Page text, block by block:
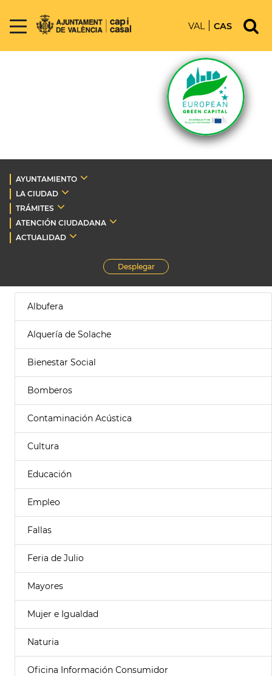
VAL CAS
AYUNTAMIENTO
LA CIUDAD
TRÁMITES
ATENCIÓN CIUDADANA
ACTUALIDAD
Desplegar
Albufera
Alquería de Solache
Bienestar Social
Bomberos
Contaminación Acústica
Cultura
Educación
Empleo
Fallas
Feria de Julio
Mayores
Mujer e Igualdad
Naturia
Oficina Información Consumidor